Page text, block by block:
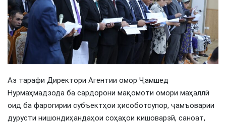
Аз тарафи Директори Агентии омор Ҷамшед
Нурмаҳмадзода ба сардорони мақомоти омори маҳаллӣ
оид ба фарогирии субъектҳои ҳисоботсупор, ҷамъоварии
дурусти нишондиҳандаҳои соҳаҳои кишоварзӣ, саноат,